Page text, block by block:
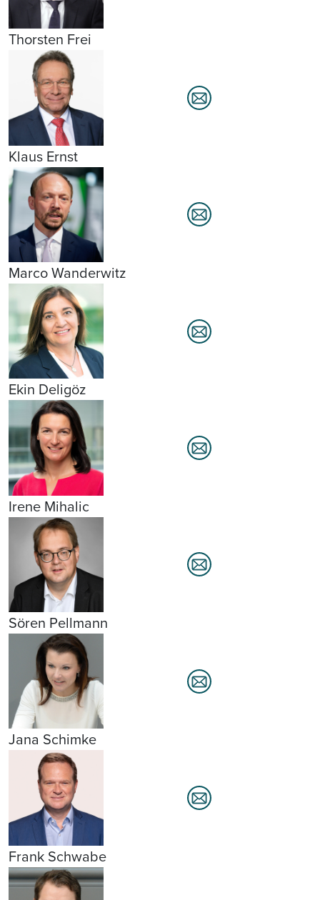
Thorsten Frei
Klaus Ernst
Marco Wanderwitz
Ekin Deligöz
Irene Mihalic
Sören Pellmann
Jana Schimke
Frank Schwabe